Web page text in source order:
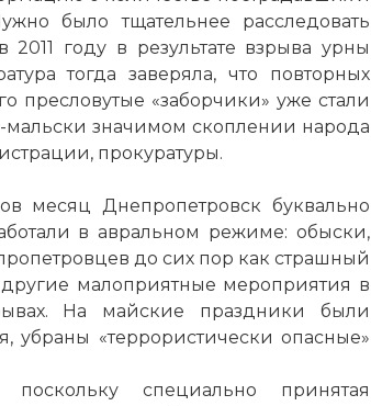
было тщательнее расследовать
году в результате взрыва урны
тогда заверяла, что повторных
пресловутые «заборчики» уже стали
значимом скоплении народа
прокуратуры.
месяц Днепропетровск буквально
в авральном режиме: обыски,
до сих пор как страшный
малоприятные мероприятия в
На майские праздники были
убраны «террористически опасные»
поскольку специально принятая